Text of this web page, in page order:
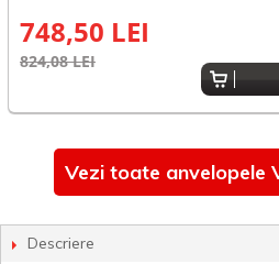
748,50 LEI
824,08 LEI
Vezi toate anvelopele
Descriere